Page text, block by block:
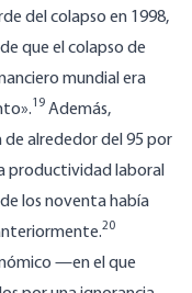
del colapso en 1998,
que el colapso de
mundial era
19 Además,
de alrededor del 95 por
productividad laboral
los noventa había
20
—en el que